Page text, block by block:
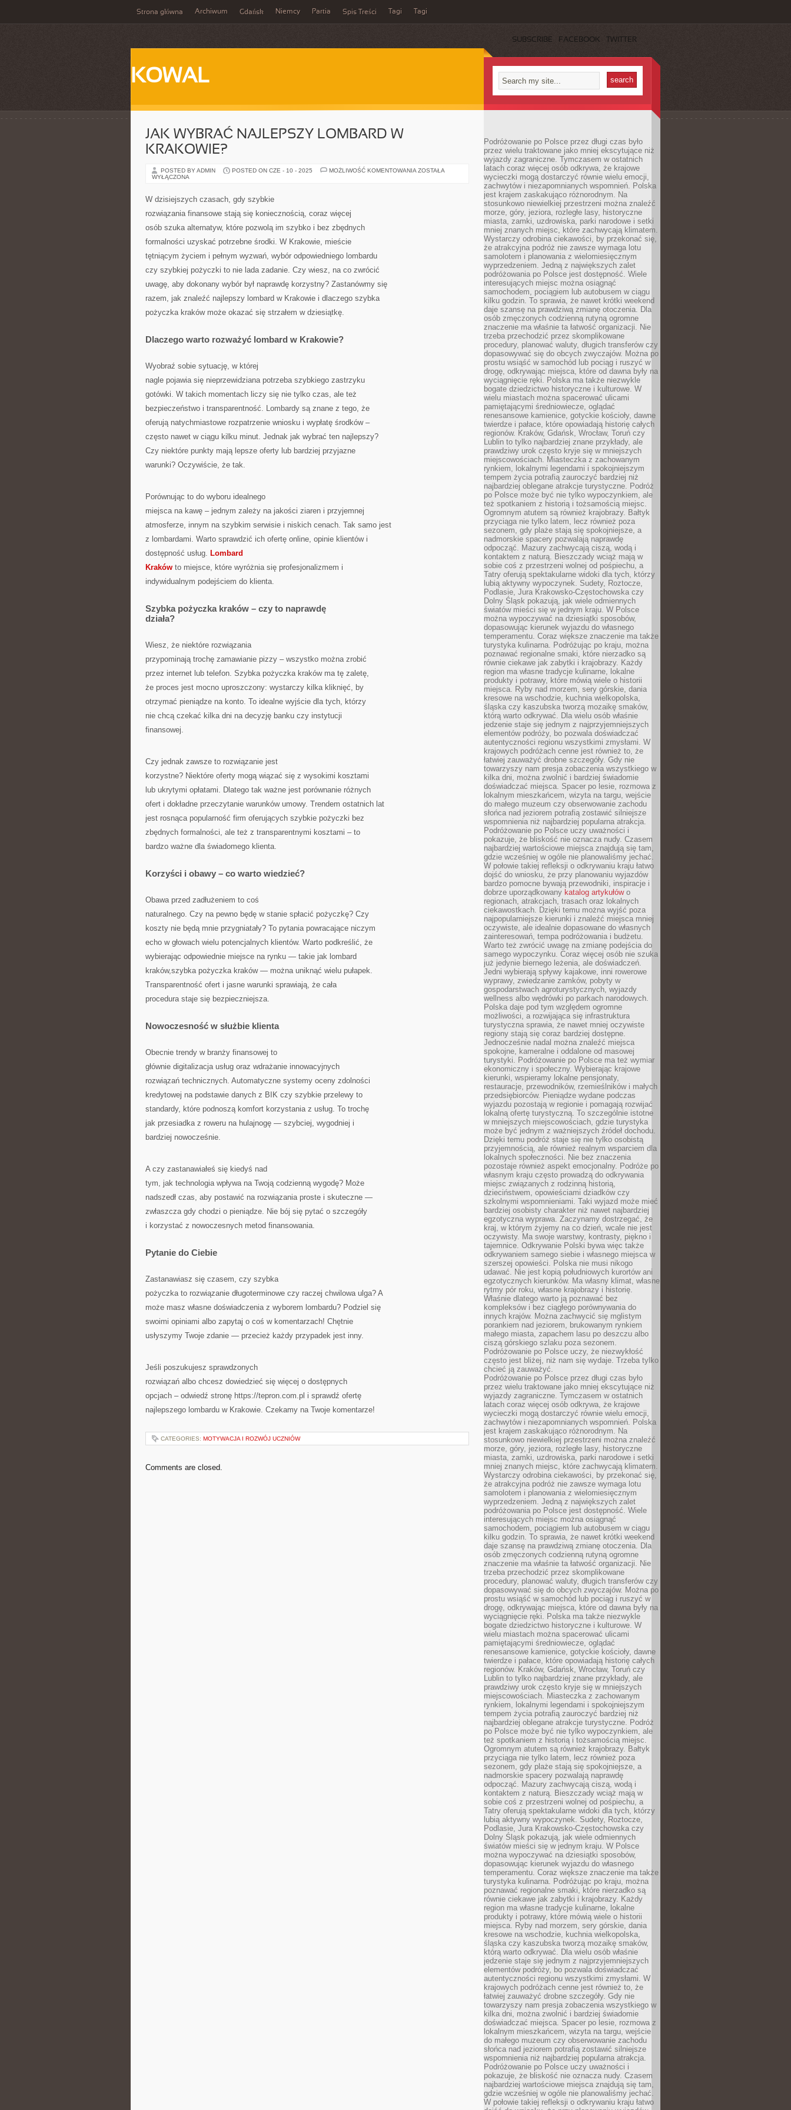
Strona główna Archiwum Gdańsk Niemcy Partia Spis Treści Tagi Tagi
SUBSCRIBE FACEBOOK TWITTER
KOWAL
JAK WYBRAĆ NAJLEPSZY LOMBARD W
KRAKOWIE?
POSTED BY ADMIN POSTED ON CZE - 10 - 2025 MOŻLIWOŚĆ KOMENTOWANIA JAK
ZOSTAŁA
WYŁĄCZONA
W dzisiejszych czasach, gdy szybkie
rozwiązania finansowe stają się koniecznością, coraz więcej
osób szuka alternatyw, które pozwolą im szybko i bez zbędnych
formalności uzyskać potrzebne środki. W Krakowie, mieście
tętniącym życiem i pełnym wyzwań, wybór odpowiedniego lombardu
czy szybkiej pożyczki to nie lada zadanie. Czy wiesz, na co zwrócić
uwagę, aby dokonany wybór był naprawdę korzystny? Zastanówmy się
razem, jak znaleźć najlepszy lombard w Krakowie i dlaczego szybka
pożyczka kraków może okazać się strzałem w dziesiątkę.
Dlaczego warto rozważyć lombard w Krakowie?
Wyobraź sobie sytuację, w której
nagle pojawia się nieprzewidziana potrzeba szybkiego zastrzyku
gotówki. W takich momentach liczy się nie tylko czas, ale też
bezpieczeństwo i transparentność. Lombardy są znane z tego, że
oferują natychmiastowe rozpatrzenie wniosku i wypłatę środków –
często nawet w ciągu kilku minut. Jednak jak wybrać ten najlepszy?
Czy niektóre punkty mają lepsze oferty lub bardziej przyjazne
warunki? Oczywiście, że tak.
Porównując to do wyboru idealnego
miejsca na kawę – jednym zależy na jakości ziaren i przyjemnej
atmosferze, innym na szybkim serwisie i niskich cenach. Tak samo jest
z lombardami. Warto sprawdzić ich ofertę online, opinie klientów i
dostępność usług. Lombard
Kraków to miejsce, które wyróżnia się profesjonalizmem i
indywidualnym podejściem do klienta.
Szybka pożyczka kraków – czy to naprawdę
działa?
Wiesz, że niektóre rozwiązania
przypominają trochę zamawianie pizzy – wszystko można zrobić
przez internet lub telefon. Szybka pożyczka kraków ma tę zaletę,
że proces jest mocno uproszczony: wystarczy kilka kliknięć, by
otrzymać pieniądze na konto. To idealne wyjście dla tych, którzy
nie chcą czekać kilka dni na decyzję banku czy instytucji
finansowej.
Czy jednak zawsze to rozwiązanie jest
korzystne? Niektóre oferty mogą wiązać się z wysokimi kosztami
lub ukrytymi opłatami. Dlatego tak ważne jest porównanie różnych
ofert i dokładne przeczytanie warunków umowy. Trendem ostatnich lat
jest rosnąca popularność firm oferujących szybkie pożyczki bez
zbędnych formalności, ale też z transparentnymi kosztami – to
bardzo ważne dla świadomego klienta.
Korzyści i obawy – co warto wiedzieć?
Obawa przed zadłużeniem to coś
naturalnego. Czy na pewno będę w stanie spłacić pożyczkę? Czy
koszty nie będą mnie przygniatały? To pytania powracające niczym
echo w głowach wielu potencjalnych klientów. Warto podkreślić, że
wybierając odpowiednie miejsce na rynku — takie jak lombard
kraków,szybka pożyczka kraków — można uniknąć wielu pułapek.
Transparentność ofert i jasne warunki sprawiają, że cała
procedura staje się bezpieczniejsza.
Nowoczesność w służbie klienta
Obecnie trendy w branży finansowej to
głównie digitalizacja usług oraz wdrażanie innowacyjnych
rozwiązań technicznych. Automatyczne systemy oceny zdolności
kredytowej na podstawie danych z BIK czy szybkie przelewy to
standardy, które podnoszą komfort korzystania z usług. To trochę
jak przesiadka z roweru na hulajnogę — szybciej, wygodniej i
bardziej nowocześnie.
A czy zastanawiałeś się kiedyś nad
tym, jak technologia wpływa na Twoją codzienną wygodę? Może
nadszedł czas, aby postawić na rozwiązania proste i skuteczne —
zwłaszcza gdy chodzi o pieniądze. Nie bój się pytać o szczegóły
i korzystać z nowoczesnych metod finansowania.
Pytanie do Ciebie
Zastanawiasz się czasem, czy szybka
pożyczka to rozwiązanie długoterminowe czy raczej chwilowa ulga? A
może masz własne doświadczenia z wyborem lombardu? Podziel się
swoimi opiniami albo zapytaj o coś w komentarzach! Chętnie
usłyszymy Twoje zdanie — przecież każdy przypadek jest inny.
Jeśli poszukujesz sprawdzonych
rozwiązań albo chcesz dowiedzieć się więcej o dostępnych
opcjach – odwiedź stronę https://tepron.com.pl i sprawdź ofertę
najlepszego lombardu w Krakowie. Czekamy na Twoje komentarze!
CATEGORIES: MOTYWACJA I ROZWÓJ UCZNIÓW
Comments are closed.
Podróżowanie po Polsce przez długi czas było
przez wielu traktowane jako mniej ekscytujące niż
wyjazdy zagraniczne. Tymczasem w ostatnich
latach coraz więcej osób odkrywa, że krajowe
wycieczki mogą dostarczyć równie wielu emocji,
zachwytów i niezapomnianych wspomnień. Polska
jest krajem zaskakująco różnorodnym. Na
stosunkowo niewielkiej przestrzeni można znaleźć
morze, góry, jeziora, rozległe lasy, historyczne
miasta, zamki, uzdrowiska, parki narodowe i setki
mniej znanych miejsc, które zachwycają klimatem.
Wystarczy odrobina ciekawości, by przekonać się,
że atrakcyjna podróż nie zawsze wymaga lotu
samolotem i planowania z wielomiesięcznym
wyprzedzeniem. Jedną z największych zalet
podróżowania po Polsce jest dostępność. Wiele
interesujących miejsc można osiągnąć
samochodem, pociągiem lub autobusem w ciągu
kilku godzin. To sprawia, że nawet krótki weekend
daje szansę na prawdziwą zmianę otoczenia. Dla
osób zmęczonych codzienną rutyną ogromne
znaczenie ma właśnie ta łatwość organizacji. Nie
trzeba przechodzić przez skomplikowane
procedury, planować waluty, długich transferów czy
dopasowywać się do obcych zwyczajów. Można po
prostu wsiąść w samochód lub pociąg i ruszyć w
drogę, odkrywając miejsca, które od dawna były na
wyciągnięcie ręki. Polska ma także niezwykle
bogate dziedzictwo historyczne i kulturowe. W
wielu miastach można spacerować ulicami
pamiętającymi średniowiecze, oglądać
renesansowe kamienice, gotyckie kościoły, dawne
twierdze i pałace, które opowiadają historię całych
regionów. Kraków, Gdańsk, Wrocław, Toruń czy
Lublin to tylko najbardziej znane przykłady, ale
prawdziwy urok często kryje się w mniejszych
miejscowościach. Miasteczka z zachowanym
rynkiem, lokalnymi legendami i spokojniejszym
tempem życia potrafią zauroczyć bardziej niż
najbardziej oblegane atrakcje turystyczne. Podróż
po Polsce może być nie tylko wypoczynkiem, ale
też spotkaniem z historią i tożsamością miejsc.
Ogromnym atutem są również krajobrazy. Bałtyk
przyciąga nie tylko latem, lecz również poza
sezonem, gdy plaże stają się spokojniejsze, a
nadmorskie spacery pozwalają naprawdę
odpocząć. Mazury zachwycają ciszą, wodą i
kontaktem z naturą. Bieszczady wciąż mają w
sobie coś z przestrzeni wolnej od pośpiechu, a
Tatry oferują spektakularne widoki dla tych, którzy
lubią aktywny wypoczynek. Sudety, Roztocze,
Podlasie, Jura Krakowsko-Częstochowska czy
Dolny Śląsk pokazują, jak wiele odmiennych
światów mieści się w jednym kraju. W Polsce
można wypoczywać na dziesiątki sposobów,
dopasowując kierunek wyjazdu do własnego
temperamentu. Coraz większe znaczenie ma także
turystyka kulinarna. Podróżując po kraju, można
poznawać regionalne smaki, które nierzadko są
równie ciekawe jak zabytki i krajobrazy. Każdy
region ma własne tradycje kulinarne, lokalne
produkty i potrawy, które mówią wiele o historii
miejsca. Ryby nad morzem, sery górskie, dania
kresowe na wschodzie, kuchnia wielkopolska,
śląska czy kaszubska tworzą mozaikę smaków,
którą warto odkrywać. Dla wielu osób właśnie
jedzenie staje się jednym z najprzyjemniejszych
elementów podróży, bo pozwala doświadczać
autentyczności regionu wszystkimi zmysłami. W
krajowych podróżach cenne jest również to, że
łatwiej zauważyć drobne szczegóły. Gdy nie
towarzyszy nam presja zobaczenia wszystkiego w
kilka dni, można zwolnić i bardziej świadomie
doświadczać miejsca. Spacer po lesie, rozmowa z
lokalnym mieszkańcem, wizyta na targu, wejście
do małego muzeum czy obserwowanie zachodu
słońca nad jeziorem potrafią zostawić silniejsze
wspomnienia niż najbardziej popularna atrakcja.
Podróżowanie po Polsce uczy uważności i
pokazuje, że bliskość nie oznacza nudy. Czasem
najbardziej wartościowe miejsca znajdują się tam,
gdzie wcześniej w ogóle nie planowaliśmy jechać.
W połowie takiej refleksji o odkrywaniu kraju łatwo
dojść do wniosku, że przy planowaniu wyjazdów
bardzo pomocne bywają przewodniki, inspiracje i
dobrze uporządkowany katalog artykułówo
regionach, atrakcjach, trasach oraz lokalnych
ciekawostkach. Dzięki temu można wyjść poza
najpopularniejsze kierunki i znaleźć miejsca mniej
oczywiste, ale idealnie dopasowane do własnych
zainteresowań, tempa podróżowania i budżetu.
Warto też zwrócić uwagę na zmianę podejścia do
samego wypoczynku. Coraz więcej osób nie szuka
już jedynie biernego leżenia, ale doświadczeń.
Jedni wybierają spływy kajakowe, inni rowerowe
wyprawy, zwiedzanie zamków, pobyty w
gospodarstwach agroturystycznych, wyjazdy
wellness albo wędrówki po parkach narodowych.
Polska daje pod tym względem ogromne
możliwości, a rozwijająca się infrastruktura
turystyczna sprawia, że nawet mniej oczywiste
regiony stają się coraz bardziej dostępne.
Jednocześnie nadal można znaleźć miejsca
spokojne, kameralne i oddalone od masowej
turystyki. Podróżowanie po Polsce ma też wymiar
ekonomiczny i społeczny. Wybierając krajowe
kierunki, wspieramy lokalne pensjonaty,
restauracje, przewodników, rzemieślników i małych
przedsiębiorców. Pieniądze wydane podczas
wyjazdu pozostają w regionie i pomagają rozwijać
lokalną ofertę turystyczną. To szczególnie istotne
w mniejszych miejscowościach, gdzie turystyka
może być jednym z ważniejszych źródeł dochodu.
Dzięki temu podróż staje się nie tylko osobistą
przyjemnością, ale również realnym wsparciem dla
lokalnych społeczności. Nie bez znaczenia
pozostaje również aspekt emocjonalny. Podróże po
własnym kraju często prowadzą do odkrywania
miejsc związanych z rodzinną historią,
dzieciństwem, opowieściami dziadków czy
szkolnymi wspomnieniami. Taki wyjazd może mieć
bardziej osobisty charakter niż nawet najbardziej
egzotyczna wyprawa. Zaczynamy dostrzegać, że
kraj, w którym żyjemy na co dzień, wcale nie jest
oczywisty. Ma swoje warstwy, kontrasty, piękno i
tajemnice. Odkrywanie Polski bywa więc także
odkrywaniem samego siebie i własnego miejsca w
szerszej opowieści. Polska nie musi nikogo
udawać. Nie jest kopią południowych kurortów ani
egzotycznych kierunków. Ma własny klimat, własne
rytmy pór roku, własne krajobrazy i historię.
Właśnie dlatego warto ją poznawać bez
kompleksów i bez ciągłego porównywania do
innych krajów. Można zachwycić się mglistym
porankiem nad jeziorem, brukowanym rynkiem
małego miasta, zapachem lasu po deszczu albo
ciszą górskiego szlaku poza sezonem.
Podróżowanie po Polsce uczy, że niezwykłość
często jest bliżej, niż nam się wydaje. Trzeba tylko
chcieć ją zauważyć.
Podróżowanie po Polsce przez długi czas było
przez wielu traktowane jako mniej ekscytujące niż
wyjazdy zagraniczne. Tymczasem w ostatnich
latach coraz więcej osób odkrywa, że krajowe
wycieczki mogą dostarczyć równie wielu emocji,
zachwytów i niezapomnianych wspomnień. Polska
jest krajem zaskakująco różnorodnym. Na
stosunkowo niewielkiej przestrzeni można znaleźć
morze, góry, jeziora, rozległe lasy, historyczne
miasta, zamki, uzdrowiska, parki narodowe i setki
mniej znanych miejsc, które zachwycają klimatem.
Wystarczy odrobina ciekawości, by przekonać się,
że atrakcyjna podróż nie zawsze wymaga lotu
samolotem i planowania z wielomiesięcznym
wyprzedzeniem. Jedną z największych zalet
podróżowania po Polsce jest dostępność. Wiele
interesujących miejsc można osiągnąć
samochodem, pociągiem lub autobusem w ciągu
kilku godzin. To sprawia, że nawet krótki weekend
daje szansę na prawdziwą zmianę otoczenia. Dla
osób zmęczonych codzienną rutyną ogromne
znaczenie ma właśnie ta łatwość organizacji. Nie
trzeba przechodzić przez skomplikowane
procedury, planować waluty, długich transferów czy
dopasowywać się do obcych zwyczajów. Można po
prostu wsiąść w samochód lub pociąg i ruszyć w
drogę, odkrywając miejsca, które od dawna były na
wyciągnięcie ręki. Polska ma także niezwykle
bogate dziedzictwo historyczne i kulturowe. W
wielu miastach można spacerować ulicami
pamiętającymi średniowiecze, oglądać
renesansowe kamienice, gotyckie kościoły, dawne
twierdze i pałace, które opowiadają historię całych
regionów. Kraków, Gdańsk, Wrocław, Toruń czy
Lublin to tylko najbardziej znane przykłady, ale
prawdziwy urok często kryje się w mniejszych
miejscowościach. Miasteczka z zachowanym
rynkiem, lokalnymi legendami i spokojniejszym
tempem życia potrafią zauroczyć bardziej niż
najbardziej oblegane atrakcje turystyczne. Podróż
po Polsce może być nie tylko wypoczynkiem, ale
też spotkaniem z historią i tożsamością miejsc.
Ogromnym atutem są również krajobrazy. Bałtyk
przyciąga nie tylko latem, lecz również poza
sezonem, gdy plaże stają się spokojniejsze, a
nadmorskie spacery pozwalają naprawdę
odpocząć. Mazury zachwycają ciszą, wodą i
kontaktem z naturą. Bieszczady wciąż mają w
sobie coś z przestrzeni wolnej od pośpiechu, a
Tatry oferują spektakularne widoki dla tych, którzy
lubią aktywny wypoczynek. Sudety, Roztocze,
Podlasie, Jura Krakowsko-Częstochowska czy
Dolny Śląsk pokazują, jak wiele odmiennych
światów mieści się w jednym kraju. W Polsce
można wypoczywać na dziesiątki sposobów,
dopasowując kierunek wyjazdu do własnego
temperamentu. Coraz większe znaczenie ma także
turystyka kulinarna. Podróżując po kraju, można
poznawać regionalne smaki, które nierzadko są
równie ciekawe jak zabytki i krajobrazy. Każdy
region ma własne tradycje kulinarne, lokalne
produkty i potrawy, które mówią wiele o historii
miejsca. Ryby nad morzem, sery górskie, dania
kresowe na wschodzie, kuchnia wielkopolska,
śląska czy kaszubska tworzą mozaikę smaków,
którą warto odkrywać. Dla wielu osób właśnie
jedzenie staje się jednym z najprzyjemniejszych
elementów podróży, bo pozwala doświadczać
autentyczności regionu wszystkimi zmysłami. W
krajowych podróżach cenne jest również to, że
łatwiej zauważyć drobne szczegóły. Gdy nie
towarzyszy nam presja zobaczenia wszystkiego w
kilka dni, można zwolnić i bardziej świadomie
doświadczać miejsca. Spacer po lesie, rozmowa z
lokalnym mieszkańcem, wizyta na targu, wejście
do małego muzeum czy obserwowanie zachodu
słońca nad jeziorem potrafią zostawić silniejsze
wspomnienia niż najbardziej popularna atrakcja.
Podróżowanie po Polsce uczy uważności i
pokazuje, że bliskość nie oznacza nudy. Czasem
najbardziej wartościowe miejsca znajdują się tam,
gdzie wcześniej w ogóle nie planowaliśmy jechać.
W połowie takiej refleksji o odkrywaniu kraju łatwo